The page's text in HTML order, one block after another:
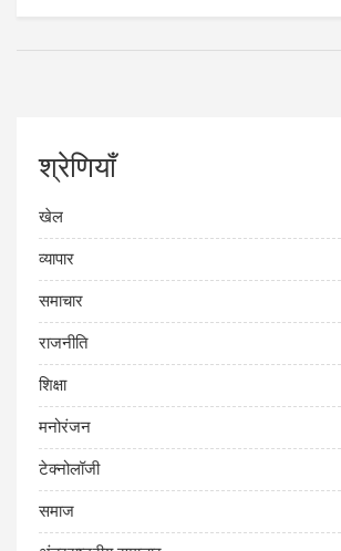
श्रेणियाँ
खेल
व्यापार
समाचार
राजनीति
शिक्षा
मनोरंजन
टेक्नोलॉजी
समाज